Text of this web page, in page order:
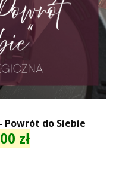
Powrót do Siebie
złAktualna